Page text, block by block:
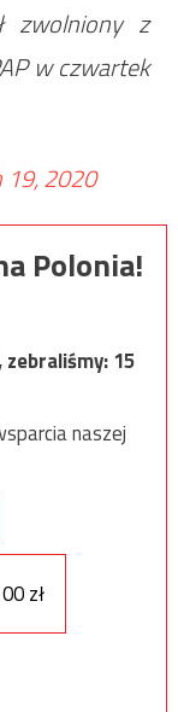
zwolniony z
w czwartek
2020
Polonia!
zebraliśmy:15
naszej
zł